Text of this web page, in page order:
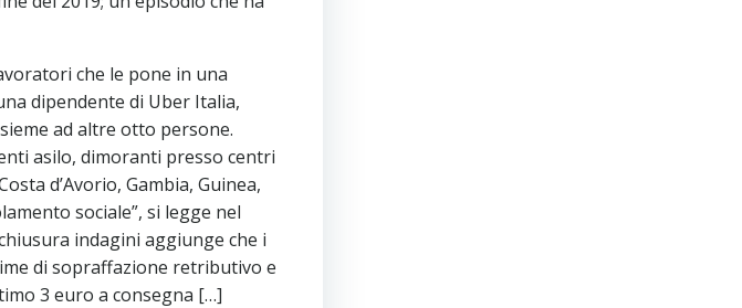
che le pone in una
dipendente di Uber Italia,
ad altre otto persone.
asilo, dimoranti presso centri
d’Avorio, Gambia, Guinea,
sociale”, si legge nel
indagini aggiunge che i
di sopraffazione retributivo e
3 euro a consegna […]